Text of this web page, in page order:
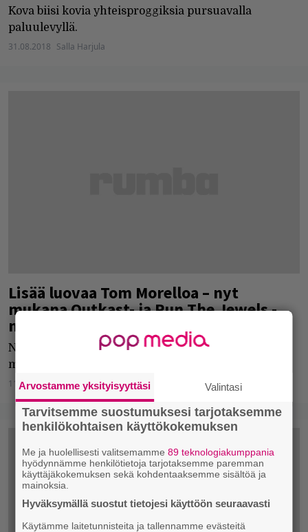
Kova biisi kovia yhteisproggiksia pursuavalla
paluulevyllä.
31.08.2018 Salla Harjula
Lisää luovaa Tom Morelloa – nyt
mukana Outkast- ja Run The Jewels -
miehiä sekä toki EDM-tuottaja
Nyt liippaistaan suht läheltä Prophets of Rage -
menoa.
11.08.2018 Salla Harjula
Arvostamme yksityisyyttäsi Valintasi
Tarvitsemme suostumuksesi tarjotaksemme
henkilökohtaisen käyttökokemuksen
Me ja huolellisesti valitsemamme89 teknologiakumppania
hyödynnämme henkilötietoja tarjotaksemme paremman
käyttäjäkokemuksen sekä kohdentaaksemme sisältöä ja
mainoksia.
Hyväksymällä suostut tietojesi käyttöön seuraavasti
Käytämme laitetunnisteita ja tallennamme evästeitä